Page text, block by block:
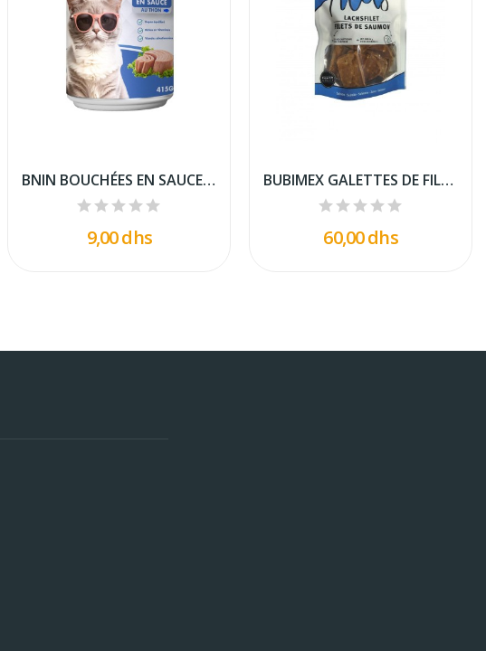
BNIN BOUCHÉES EN SAUCE AU THON 415G
9,00 dhs
BUBIMEX GALETTES DE FILETS DE SAUMON 100 GR...
60,00 dhs